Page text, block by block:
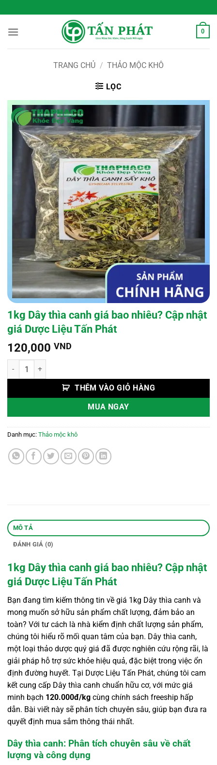
qua
nội
0
TRANG CHỦ / THẢO MỘC KHÔ
LỌC
1kg Dây thìa canh giá bao nhiêu? Cập nhật
giá Dược Liệu Tấn Phát
120,000 VND
1kg Dây thìa canh giá bao nhiêu? Cập nhật giá Dược Liệu Tấn Phát
THÊM VÀO GIỎ HÀNG
MUA NGAY
Danh mục: Thảo mộc khô
MÔ TẢ
ĐÁNH GIÁ (0)
1kg Dây thìa canh giá bao nhiêu? Cập nhật
giá Dược Liệu Tấn Phát
Bạn đang tìm kiếm thông tin về giá 1kg Dây thìa canh và
mong muốn sở hữu sản phẩm chất lượng, đảm bảo an
toàn? Với tư cách là nhà kiểm định chất lượng sản phẩm,
chúng tôi hiểu rõ mối quan tâm của bạn. Dây thìa canh,
một loại thảo dược quý giá đã được nghiên cứu rộng rãi, là
giải pháp hỗ trợ sức khỏe hiệu quả, đặc biệt trong việc ổn
định đường huyết. Tại Dược Liệu Tấn Phát, chúng tôi cam
kết cung cấp Dây thìa canh chuẩn hữu cơ, với mức giá
minh bạch 120.000đ/kg cùng chính sách freeship hấp
dẫn. Bài viết này sẽ phân tích chuyên sâu, giúp bạn đưa ra
quyết định mua sắm thông thái nhất.
Dây thìa canh: Phân tích chuyên sâu về chất
lượng và công dụng